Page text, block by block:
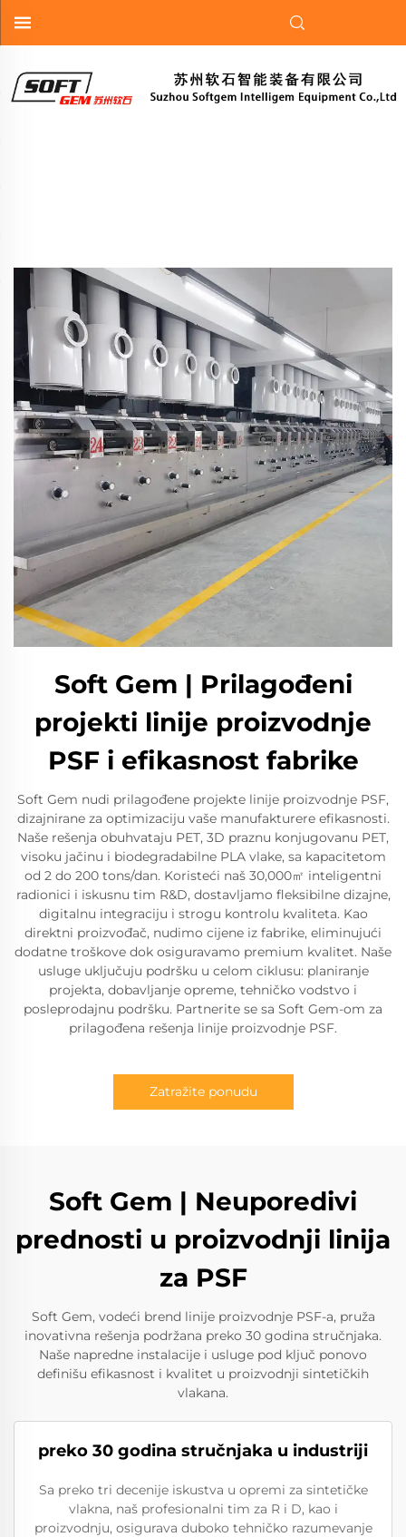
Soft Gem | Prilagođeni
projekti linije proizvodnje
PSF i efikasnost fabrike
Soft Gem nudi prilagođene projekte linije proizvodnje PSF,
dizajnirane za optimizaciju vaše manufakturere efikasnosti.
Naše rešenja obuhvataju PET, 3D praznu konjugovanu PET,
visoku jačinu i biodegradabilne PLA vlake, sa kapacitetom
od 2 do 200 tons/dan. Koristeći naš 30,000㎡ inteligentni
radionici i iskusnu tim R&D, dostavljamo fleksibilne dizajne,
digitalnu integraciju i strogu kontrolu kvaliteta. Kao
direktni proizvođač, nudimo cijene iz fabrike, eliminujući
dodatne troškove dok osiguravamo premium kvalitet. Naše
usluge uključuju podršku u celom ciklusu: planiranje
projekta, dobavljanje opreme, tehničko vodstvo i
posleprodajnu podršku. Partnerite se sa Soft Gem-om za
prilagođena rešenja linije proizvodnje PSF.
Zatražite ponudu
Soft Gem | Neuporedivi
prednosti u proizvodnji linija
za PSF
Soft Gem, vodeći brend linije proizvodnje PSF-a, pruža
inovativna rešenja podržana preko 30 godina stručnjaka.
Naše napredne instalacije i usluge pod ključ ponovo
definišu efikasnost i kvalitet u proizvodnji sintetičkih
vlakana.
preko 30 godina stručnjaka u industriji
Sa preko tri decenije iskustva u opremi za sintetičke
vlakna, naš profesionalni tim za R i D, kao i
proizvodnju, osigurava duboko tehničko razumevanje